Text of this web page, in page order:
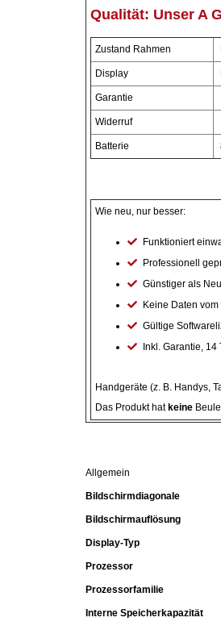
Feinkost-/Fischkonserve
Fertiggerichte trocken
Frühstück / Cerealien
Frühstück / süße Aufstriche
Geschirrreiniger
Haushaltshelfer
Haushaltsreiniger
Qualität: Unser A
Zustand Rahmen
Display
Garantie
Widerruf
Batterie
Wie neu, nur besser:
Funktioniert
Professionell
Günstiger als
Keine Daten
Gültige
Inkl. Garantie, 14
Handgeräte (z. B. Handys,
Das Produkt hatkeine
Allgemein
Bildschirmdiagonale
Bildschirmauflösung
Display-Typ
Prozessor
Prozessorfamilie
Interne Speicherkapazität